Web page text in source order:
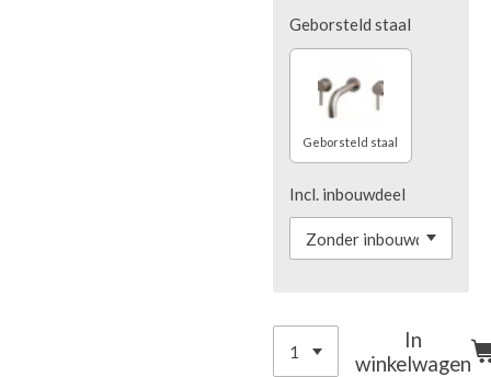
Geborsteld staal
Geborsteld staal
Incl. inbouwdeel
In
winkelwagen